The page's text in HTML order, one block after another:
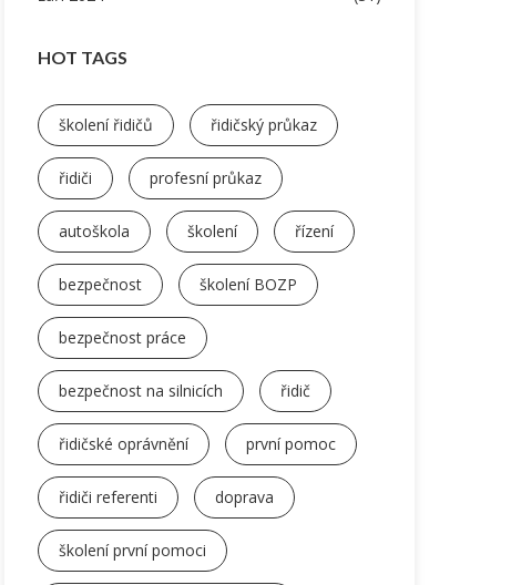
HOT TAGS
školení řidičů řidičský průkaz
řidiči profesní průkaz
autoškola školení řízení
bezpečnost školení BOZP
bezpečnost práce
bezpečnost na silnicích řidič
řidičské oprávnění první pomoc
řidiči referenti doprava
školení první pomoci